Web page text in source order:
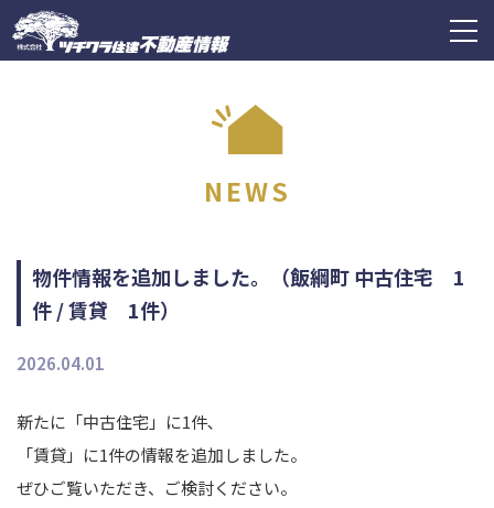
NEWS
物件情報を追加しました。（飯綱町 中古住宅 1
件 / 賃貸 1件）
2026.04.01
新たに「中古住宅」に1件､
「賃貸」に1件の情報を追加しました。
ぜひご覧いただき、ご検討ください。